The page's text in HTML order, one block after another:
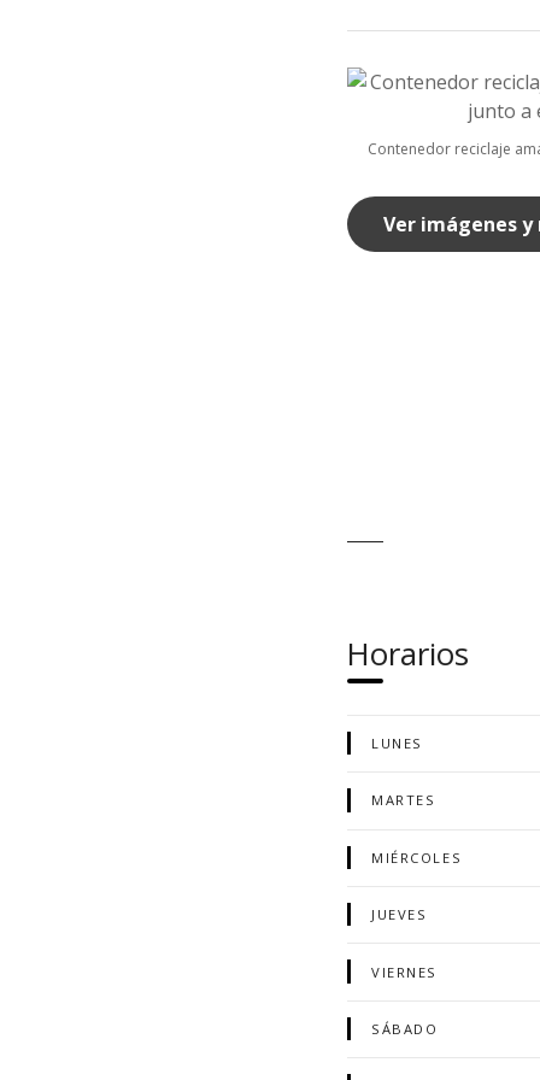
Contenedor reciclaje
Ver imágenes y
Horarios
LUNES
MARTES
MIÉRCOLES
JUEVES
VIERNES
SÁBADO